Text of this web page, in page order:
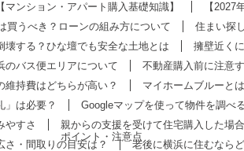
ンション・アパート購入基礎知識】
【
買うべき？ローンの組み方について
住まい探
壊する？ひな壇でも安全な土地とは
擁壁近く
のバス便エリアについて
不動産購入前に注意
維持費はどちらが高い？
マイホームブルーと
」は必要？
Googleマップを使って物件を調べ
やすさ
親からの支援を受けて住宅購入した場
ポイント・注意点
さ・間取りの目安は？
老後に横浜に住むなら